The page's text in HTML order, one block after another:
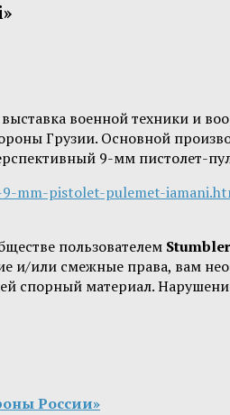
военной техники и
Грузии. Основной
9-мм пистолет-
mm-pistolet-pulemet-
пользователем Stumbler
и/или смежные права, вам
спорный материал.
России»